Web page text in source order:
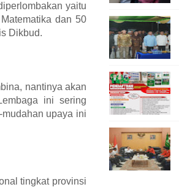
yaitu
dan 50
Dikbud.
nantinya akan
ini sering
upaya ini
tingkat provinsi